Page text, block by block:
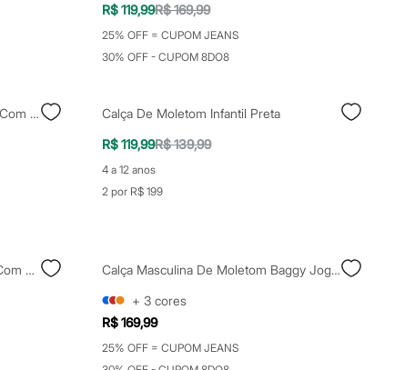
R$ 119,99R$ 169,99
25% OFF = CUPOM JEANS
30% OFF - CUPOM 8DO8
Calça Juvenil Jogger De Moletom Com Bolso Cargo Preta
Calça De Moletom Infantil Preta
R$ 119,99R$ 139,99
4 a 12 anos
2 por R$ 199
Calça Jogger Infantil De Moletom Com Bolso Cargo Bege
Calça Masculina De Moletom Baggy Jogger Preta
+ 3 cores
R$ 169,99
25% OFF = CUPOM JEANS